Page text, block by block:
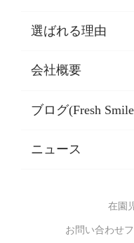
園見学・ご入園
東京都認証保育
選ばれる理由
選ばれる理由一
乳児期・幼児期
バイリンガ
スポーツ保育
会社概要
会社概要
SDGsについて
ブログ(Fresh
ニュース
在園
お問い合わせ